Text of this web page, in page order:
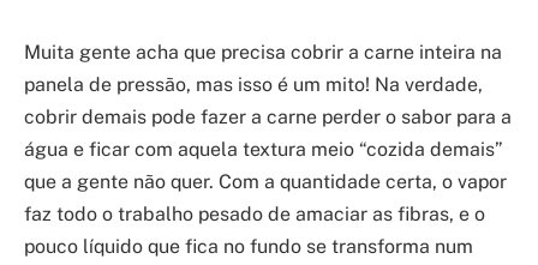
Muita gente acha que precisa cobrir a carne inteira na
panela de pressão, mas isso é um mito! Na verdade,
cobrir demais pode fazer a carne perder o sabor para a
água e ficar com aquela textura meio “cozida demais”
que a gente não quer. Com a quantidade certa, o vapor
faz todo o trabalho pesado de amaciar as fibras, e o
pouco líquido que fica no fundo se transforma num